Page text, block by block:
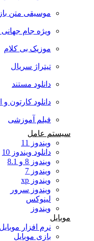
موسیقی متن بازی و فیلم
ویژه جام جهانی 2018 روسیه
موزیک بی کلام
تیتراژ سریال
دانلود مستند
دانلود کارتون و انیمیشن
فیلم آموزشی
عامل
ویندوز 11
دانلود ویندوز 10
ویندوز 8 و 8.1
ویندوز 7
ویندوز xp
ویندوز سرور
لینوکس
نرم افزار موبایل
بازی موبایل